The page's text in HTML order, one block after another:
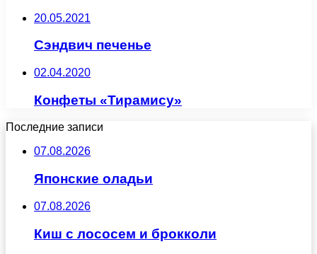
20.05.2021
Сэндвич печенье
02.04.2020
Конфеты «Тирамису»
Последние записи
07.08.2026
Японские оладьи
07.08.2026
Киш с лососем и брокколи